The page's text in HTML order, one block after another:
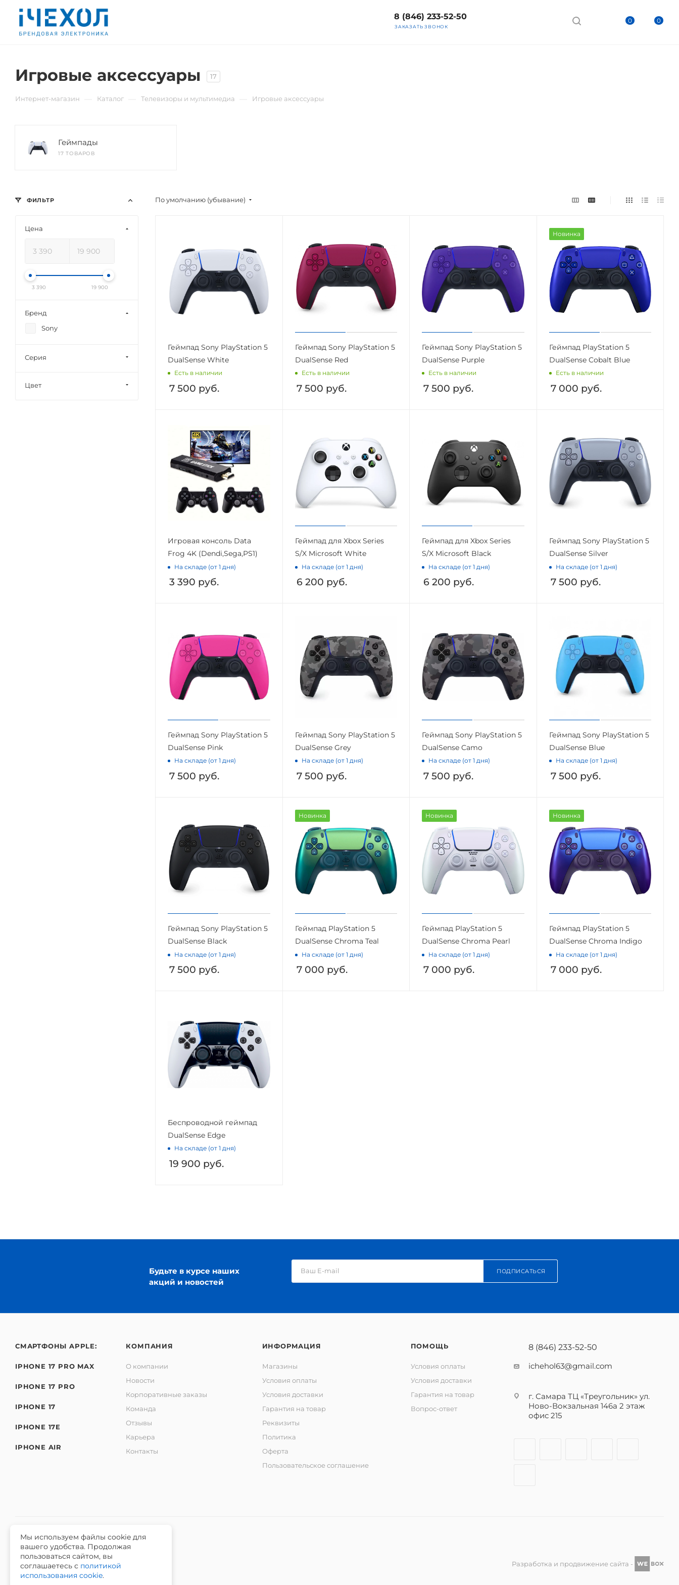
0 0
8 (846) 233-52-50
ЗАКАЗАТЬ ЗВОНОК
Игровые аксессуары 17
Интернет-магазин Каталог Телевизоры и мультимедиа Игровые аксессуары
Геймпады
17 ТОВАРОВ
По умолчанию (убывание)
Геймпад Sony PlayStation 5
DualSense White
Есть в наличии
7 500 руб.
Геймпад Sony PlayStation 5
DualSense Red
Есть в наличии
7 500 руб.
Геймпад Sony PlayStation 5
DualSense Purple
Есть в наличии
7 500 руб.
Новинка
Геймпад PlayStation 5
DualSense Cobalt Blue
Есть в наличии
7 000 руб.
Игровая консоль Data
Frog 4K (Dendi,Sega,PS1)
На складе (от 1 дня)
3 390 руб.
Геймпад для Xbox Series
S/X Microsoft White
На складе (от 1 дня)
6 200 руб.
Геймпад для Xbox Series
S/X Microsoft Black
На складе (от 1 дня)
6 200 руб.
Геймпад Sony PlayStation 5
DualSense Silver
На складе (от 1 дня)
7 500 руб.
Геймпад Sony PlayStation 5
DualSense Pink
На складе (от 1 дня)
7 500 руб.
Геймпад Sony PlayStation 5
DualSense Grey
На складе (от 1 дня)
7 500 руб.
Геймпад Sony PlayStation 5
DualSense Camo
На складе (от 1 дня)
7 500 руб.
Геймпад Sony PlayStation 5
DualSense Blue
На складе (от 1 дня)
7 500 руб.
Геймпад Sony PlayStation 5
DualSense Black
На складе (от 1 дня)
7 500 руб.
Новинка
Геймпад PlayStation 5
DualSense Chroma Teal
На складе (от 1 дня)
7 000 руб.
Новинка
Геймпад PlayStation 5
DualSense Chroma Pearl
На складе (от 1 дня)
7 000 руб.
Новинка
Геймпад PlayStation 5
DualSense Chroma Indigo
На складе (от 1 дня)
7 000 руб.
Беспроводной геймпад
DualSense Edge
На складе (от 1 дня)
19 900 руб.
ФИЛЬТР
Цена
3 390 19 900
Бренд
Sony
Серия
Цвет
Будьте в курсе наших
акций и новостей
ПОДПИСАТЬСЯ
СМАРТФОНЫ APPLE:
IPHONE 17 PRO MAX
IPHONE 17 PRO
IPHONE 17
IPHONE 17E
IPHONE AIR
КОМПАНИЯ
О компании
Новости
Корпоративные заказы
Команда
Отзывы
Карьера
Контакты
ИНФОРМАЦИЯ
Магазины
Условия оплаты
Условия доставки
Гарантия на товар
Реквизиты
Политика
Оферта
Пользовательское соглашение
ПОМОЩЬ
Условия оплаты
Условия доставки
Гарантия на товар
Вопрос-ответ
8 (846) 233-52-50
ichehol63@gmail.com
г. Самара ТЦ «Треугольник» ул.
Ново-Вокзальная 146а 2 этаж
офис 215
2026 © Интернет-магазин iЧехол.
ИНН 631911014100 ОГРНИП 315631300089311
Разработка и продвижение сайта -
Мы используем файлы cookie для
вашего удобства. Продолжая
пользоваться сайтом, вы
соглашаетесь с политикой
использования cookie.